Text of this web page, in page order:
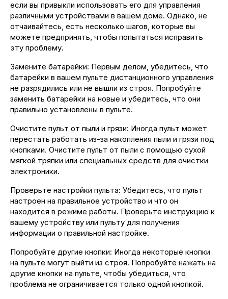
если вы привыкли использовать его для управления
различными устройствами в вашем доме. Однако, не
отчаивайтесь, есть несколько шагов, которые вы
можете предпринять, чтобы попытаться исправить
эту проблему.
Замените батарейки: Первым делом, убедитесь, что
батарейки в вашем пульте дистанционного управления
не разрядились или не вышли из строя. Попробуйте
заменить батарейки на новые и убедитесь, что они
правильно установлены в пульте.
Очистите пульт от пыли и грязи: Иногда пульт может
перестать работать из-за накопления пыли и грязи под
кнопками. Очистите пульт от пыли с помощью сухой
мягкой тряпки или специальных средств для очистки
электроники.
Проверьте настройки пульта: Убедитесь, что пульт
настроен на правильное устройство и что он
находится в режиме работы. Проверьте инструкцию к
вашему устройству или пульту для получения
информации о правильной настройке.
Попробуйте другие кнопки: Иногда некоторые кнопки
на пульте могут выйти из строя. Попробуйте нажать на
другие кнопки на пульте, чтобы убедиться, что
проблема не ограничивается только одной кнопкой.